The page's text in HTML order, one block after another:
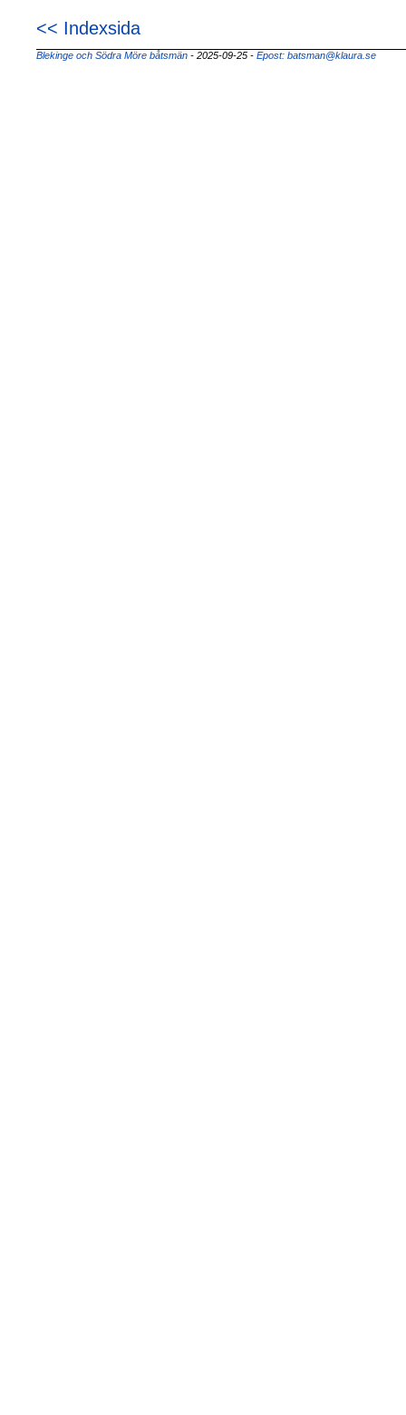
<< Indexsida
Blekinge och Södra Möre båtsmän - 2025-09-25 - Epost: batsman@klaura.se